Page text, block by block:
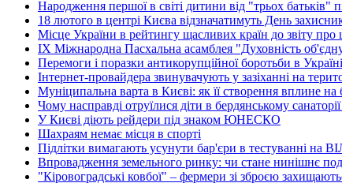
Народження першої в світі дитини від "трьох батьків"
18 лютого в центрі Києва відзначатимуть День
Місце України в рейтингу щасливих країн до звіту
ІХ Міжнародна Пасхальна асамблея "Духовність
Перемоги і поразки антикорупційної боротьби в
Інтернет-провайдера звинувачують у зазіханні на
Муніципальна варта в Києві: як її створення вплине на
Чому насправді отруїлися діти в бердянському
У Києві діють рейдери під знаком ЮНЕСКО
Шахраям немає місця в спорті
Підлітки вимагають усунути бар'єри в тестуванні на
Впровадження земельного ринку: чи стане нинішнє
"Кіровоградські ковбої" – фермери зі зброєю